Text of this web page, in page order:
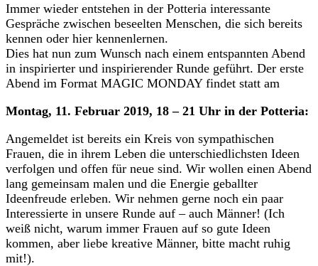
Immer wieder entstehen in der Potteria interessante
Gespräche zwischen beseelten Menschen, die sich bereits
kennen oder hier kennenlernen.
Dies hat nun zum Wunsch nach einem entspannten Abend
in inspirierter und inspirierender Runde geführt. Der erste
Abend im Format MAGIC MONDAY findet statt am
Montag, 11. Februar 2019, 18 – 21 Uhr in der Potteria:
Angemeldet ist bereits ein Kreis von sympathischen
Frauen, die in ihrem Leben die unterschiedlichsten Ideen
verfolgen und offen für neue sind. Wir wollen einen Abend
lang gemeinsam malen und die Energie geballter
Ideenfreude erleben. Wir nehmen gerne noch ein paar
Interessierte in unsere Runde auf – auch Männer! (Ich
weiß nicht, warum immer Frauen auf so gute Ideen
kommen, aber liebe kreative Männer, bitte macht ruhig
mit!).